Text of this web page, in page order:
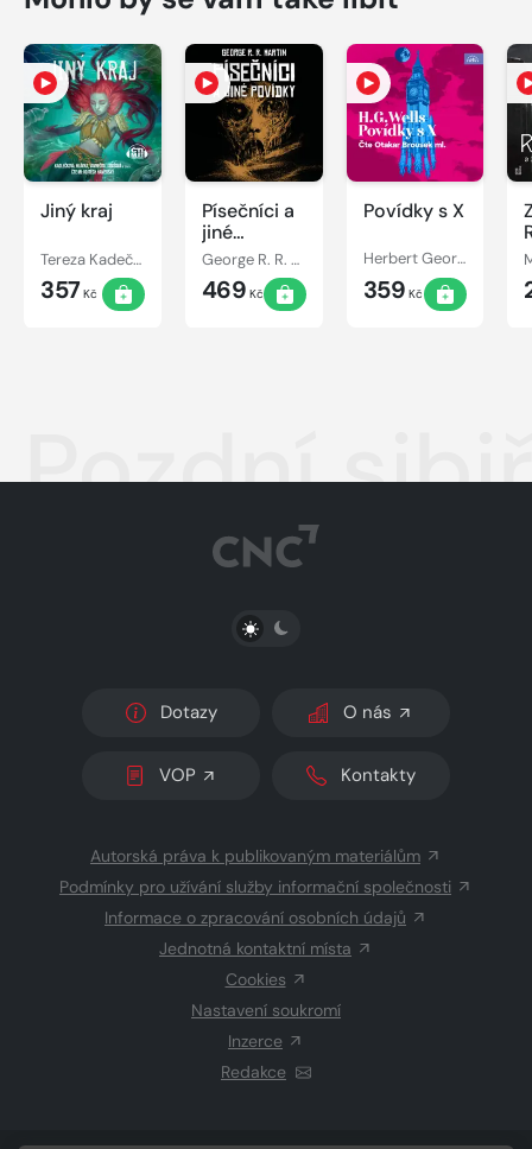
Jiný kraj
Tereza Kadečková, Tereza Matoušková
357Kč
Písečníci a
jiné
povídky
George R. R. Martin
469 Kč
Povídky s X
Herbert George Wells
359 Kč
Pozdní
PŘEPNOUT SVĚTLÝ/TMAVÝ REŽIM
Dotazy O nás
VOP Kontakty
Autorská práva k publikovaným materiálům
Podmínky pro užívání služby informační společnosti
Informace o zpracování osobních údajů
Jednotná kontaktní místa
Cookies
Nastavení soukromí
Inzerce
Redakce